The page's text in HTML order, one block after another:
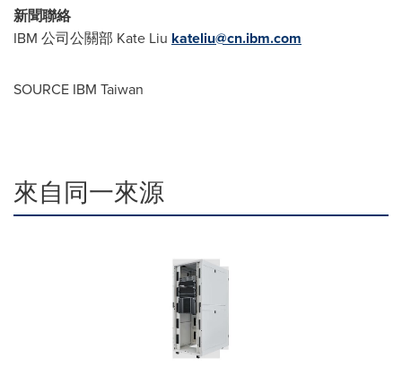
新聞聯絡
IBM 公司公關部 Kate Liu kateliu@cn.ibm.com
SOURCE IBM Taiwan
來自同一來源